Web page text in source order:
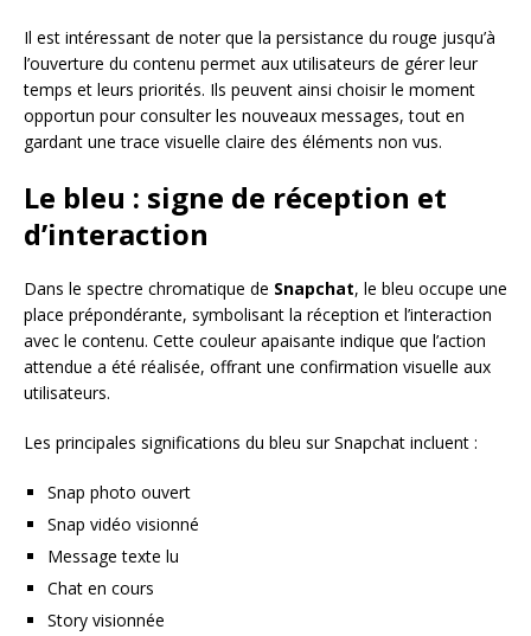
Il est intéressant de noter que la persistance du rouge jusqu’à
l’ouverture du contenu permet aux utilisateurs de gérer leur
temps et leurs priorités. Ils peuvent ainsi choisir le moment
opportun pour consulter les nouveaux messages, tout en
gardant une trace visuelle claire des éléments non vus.
Le bleu : signe de réception et
d’interaction
Dans le spectre chromatique de Snapchat, le bleu occupe une
place prépondérante, symbolisant la réception et l’interaction
avec le contenu. Cette couleur apaisante indique que l’action
attendue a été réalisée, offrant une confirmation visuelle aux
utilisateurs.
Les principales significations du bleu sur Snapchat incluent :
Snap photo ouvert
Snap vidéo visionné
Message texte lu
Chat en cours
Story visionnée